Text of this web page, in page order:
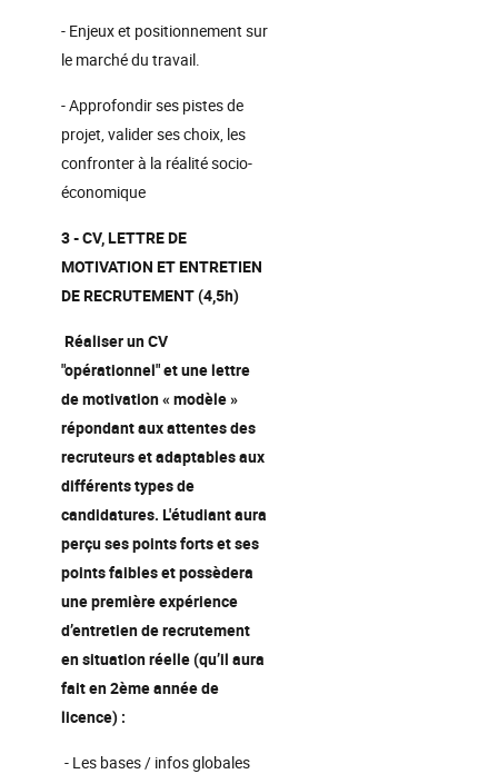
- Enjeux et positionnement sur
le marché du travail.
- Approfondir ses pistes de
projet, valider ses choix, les
confronter à la réalité socio-
économique
3 - CV, LETTRE DE
MOTIVATION ET ENTRETIEN
DE RECRUTEMENT (4,5h)
Réaliser un CV
"opérationnel" et une lettre
de motivation « modèle »
répondant aux attentes des
recruteurs et adaptables aux
différents types de
candidatures. L'étudiant aura
perçu ses points forts et ses
points faibles et possèdera
une première expérience
d’entretien de recrutement
en situation réelle (qu’il aura
fait en 2ème année de
licence) :
- Les bases / infos globales